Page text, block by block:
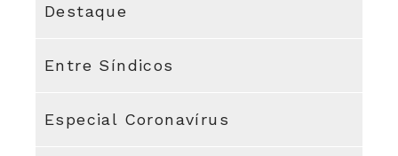
Destaque
Entre Síndicos
Especial Coronavírus